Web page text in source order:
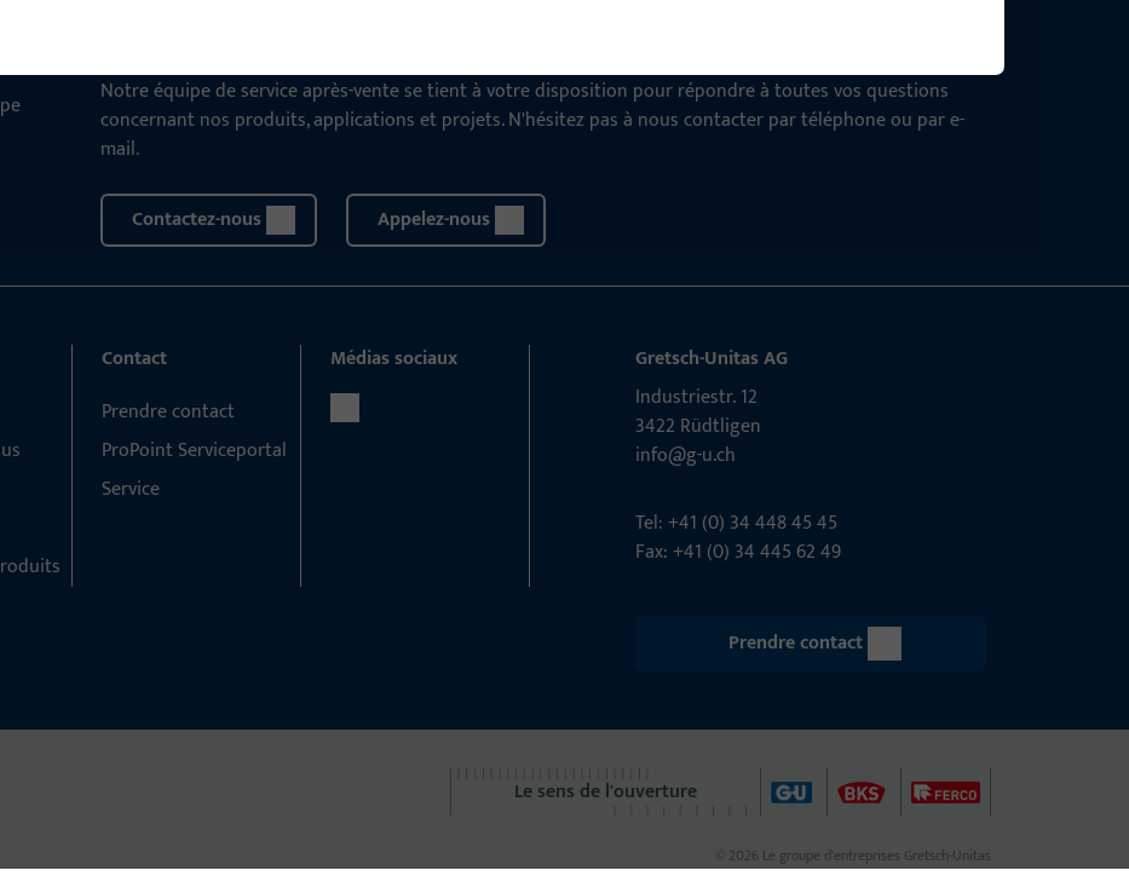
Notre équipe de service après-vente se tient à votre disposition pour répondre à toutes vos questions
concernant nos produits, applications et projets. N'hésitez pas à nous contacter par téléphone ou par e-
mail.
Contactez-nous Appelez-nous
Contact
Prendre contact
ProPoint Serviceportal
Service
Médias sociaux
Gretsch-Unitas AG
Indu­s­triestr. 12
3422 Rüdt­ligen
info@g-u.ch
Tel: +41 (0) 34 448 45 45
Fax: +41 (0) 34 445 62 49
Prendre contact
Le sens de l'ouverture
© 2026 Le groupe d'entreprises Gretsch-Unitas